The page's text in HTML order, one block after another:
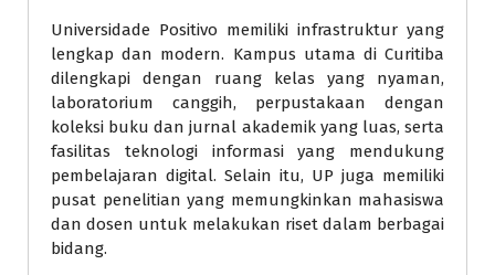
Universidade Positivo memiliki infrastruktur yang
lengkap dan modern. Kampus utama di Curitiba
dilengkapi dengan ruang kelas yang nyaman,
laboratorium canggih, perpustakaan dengan
koleksi buku dan jurnal akademik yang luas, serta
fasilitas teknologi informasi yang mendukung
pembelajaran digital. Selain itu, UP juga memiliki
pusat penelitian yang memungkinkan mahasiswa
dan dosen untuk melakukan riset dalam berbagai
bidang.